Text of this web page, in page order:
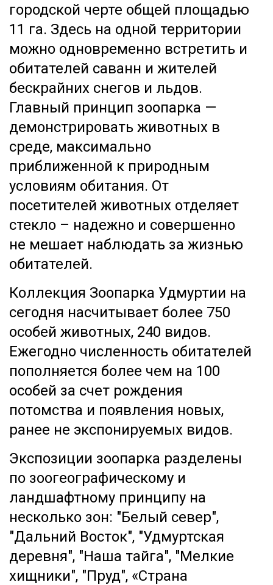
городской черте общей площадью
11 га. Здесь на одной территории
можно одновременно встретить и
обитателей саванн и жителей
бескрайних снегов и льдов.
Главный принцип зоопарка —
демонстрировать животных в
среде, максимально
приближенной к природным
условиям обитания. От
посетителей животных отделяет
стекло – надежно и совершенно
не мешает наблюдать за жизнью
обитателей.
Коллекция Зоопарка Удмуртии на
сегодня насчитывает более 750
особей животных, 240 видов.
Ежегодно численность обитателей
пополняется более чем на 100
особей за счет рождения
потомства и появления новых,
ранее не экспонируемых видов.
Экспозиции зоопарка разделены
по зоогеографическому и
ландшафтному принципу на
несколько зон: "Белый север",
"Дальний Восток", "Удмуртская
деревня", "Наша тайга", "Мелкие
хищники", "Пруд", «Страна